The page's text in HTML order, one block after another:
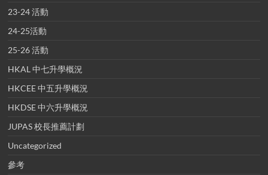
23-24 活動
24-25活動
25-26 活動
HKAL 中七升學概況
HKCEE 中五升學概況
HKDSE 中六升學概況
JUPAS 校長推薦計劃
Uncategorized
參考